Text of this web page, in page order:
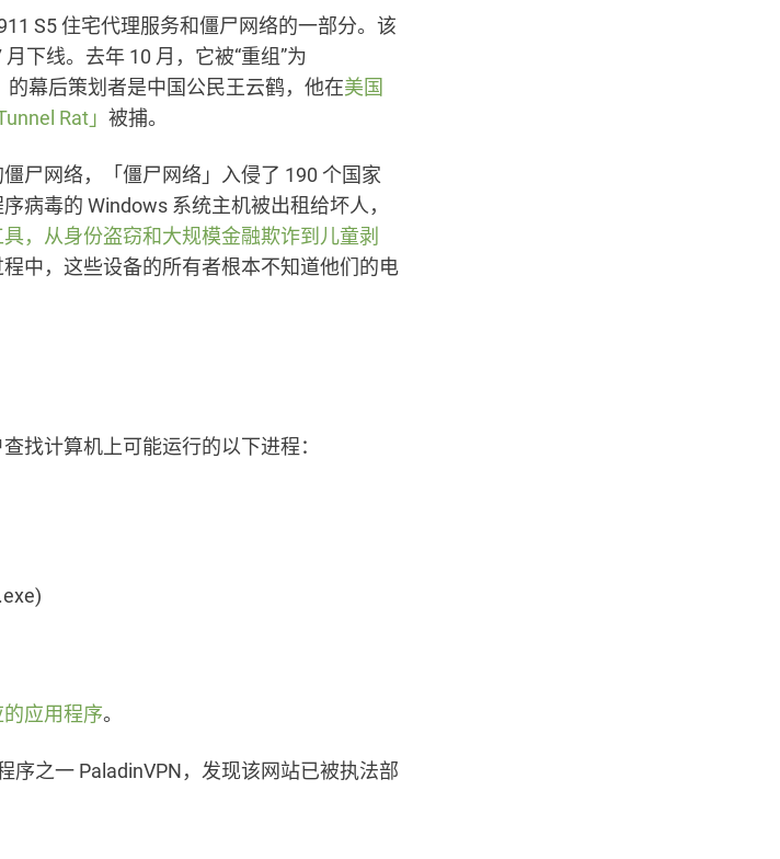
S5 住宅代理服务和僵尸网络的一部分。该
下线。去年 10 月，它被“重组”为
幕后策划者是中国公民王云鹤，他在美国
Rat」 被捕。
尸网络，「僵尸网络」入侵了 190 个国家
病毒的 Windows 系统主机被出租给坏人，
，从身份盗窃和大规模金融欺诈到儿童剥
中，这些设备的所有者根本不知道他们的电
找计算机上可能运行的以下进程：
应用程序。
序之一 PaladinVPN，发现该网站已被执法部